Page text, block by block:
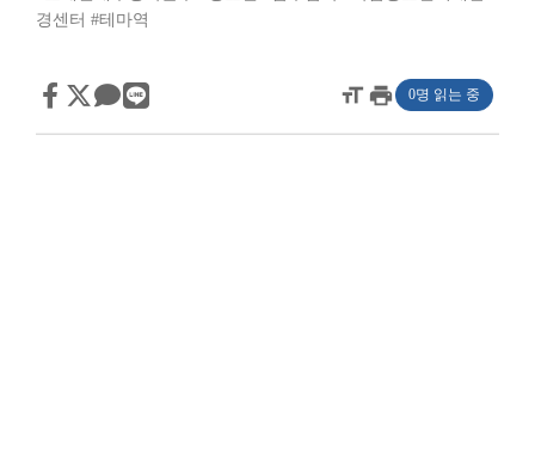
경센터 #테마역
format_sizeprint 0명 읽는 중